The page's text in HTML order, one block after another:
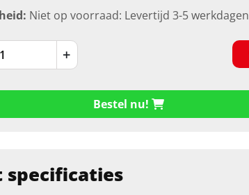
Niet op voorraad: Levertijd 3-5 werkdagen
+
Bestel nu!
specificaties